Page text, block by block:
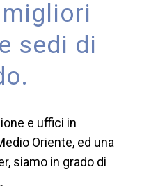
sedi di
e uffici in
Oriente, ed una
siamo in grado di